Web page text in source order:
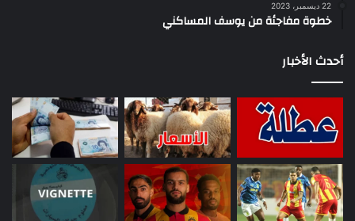
22 ديسمبر، 2023
خطوة مفاجئة من يوسف المساكني
أحدث الأخبار